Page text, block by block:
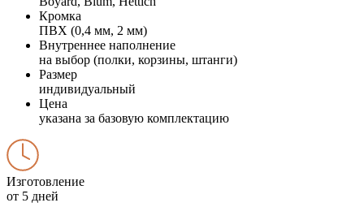
Кромка
ПВХ (0,4 мм, 2 мм)
Внутреннее наполнение
на выбор (полки, корзины, штанги)
Размер
индивидуальный
Цена
указана за базовую комплектацию
Изготовление
от 5 дней